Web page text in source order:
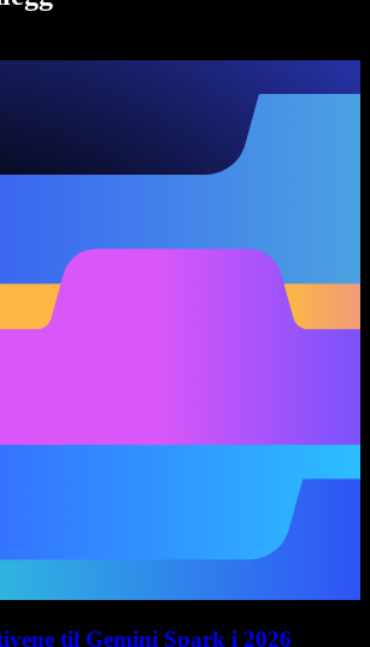
til Gemini Spark i 2026